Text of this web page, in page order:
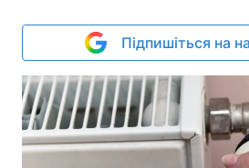
Підпишіться на